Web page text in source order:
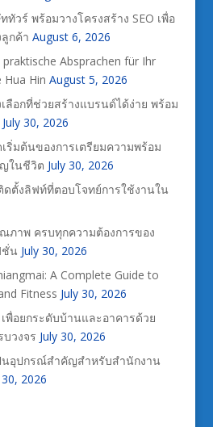
วร์ พร้อมวางโครงสร้าง SEO เพื่อ
กค้า August 6, 2026
Absprachen für Ihr
Hua Hin August 5, 2026
ลือกที่ช่วยสร้างแบรนด์ได้ง่าย พร้อม
July 30, 2026
ริ่มต้นของการเตรียมความพร้อม
ในชีวิต July 30, 2026
ดตั้งลิฟท์ที่ตอบโจทย์การใช้งานใน
ภาพ ครบทุกความต้องการของ
ชั่น July 30, 2026
A Complete Guide to
Fitness July 30, 2026
พื่อยกระดับบ้านและอาคารด้วย
วงจร July 30, 2026
นอุปกรณ์สำคัญสำหรับสำนักงาน
30, 2026